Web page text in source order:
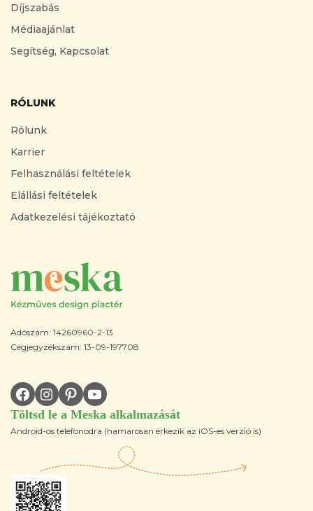
Díjszabás
Médiaajánlat
Segítség, Kapcsolat
RÓLUNK
Rólunk
Karrier
Felhasználási feltételek
Elállási feltételek
Adatkezelési tájékoztató
Adószám: 14260960-2-13
Cégjegyzékszám: 13-09-197708
Töltsd le a Meska alkalmazását
Android-os telefonodra (hamarosan érkezik az iOS-es verzió is)